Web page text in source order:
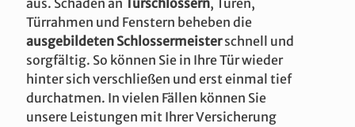
aus. Schäden an Türschlössern, Türen,
Türrahmen und Fenstern beheben die
ausgebildeten Schlossermeisterschnell und
sorgfältig. So können Sie in Ihre Tür wieder
hinter sich verschließen und erst einmal tief
durchatmen. In vielen Fällen können Sie
unsere Leistungen mit Ihrer Versicherung